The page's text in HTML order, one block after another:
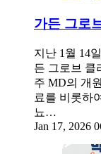
가든 그로
지난 1월 14
든 그로브 클
주 MD의 개
료를 비롯하
뇨…
Jan 17, 2026